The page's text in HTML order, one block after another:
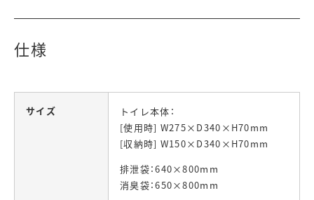
仕様
サイズ
トイレ本体：
[使用時] W275×D340×H70mm
[収納時] W150×D340×H70mm
排泄袋：640×800mm
消臭袋：650×800mm